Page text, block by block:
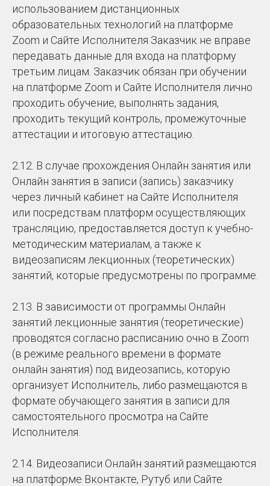
использованием дистанционных
образовательных технологий на платформе
Zoom и Сайте Исполнителя Заказчик не вправе
передавать данные для входа на платформу
третьим лицам. Заказчик обязан при обучении
на платформе Zoom и Сайте Исполнителя лично
проходить обучение, выполнять задания,
проходить текущий контроль, промежуточные
аттестации и итоговую аттестацию.
2.12. В случае прохождения Онлайн занятия или
Онлайн занятия в записи (запись) заказчику
через личный кабинет на Сайте Исполнителя
или посредствам платформ осуществляющих
трансляцию, предоставляется доступ к учебно-
методическим материалам, а также к
видеозаписям лекционных (теоретических)
занятий, которые предусмотрены по программе.
2.13. В зависимости от программы Онлайн
занятий лекционные занятия (теоретические)
проводятся согласно расписанию очно в Zoom
(в режиме реального времени в формате
онлайн занятия) под видеозапись, которую
организует Исполнитель, либо размещаются в
формате обучающего занятия в записи для
самостоятельного просмотра на Сайте
Исполнителя.
2.14. Видеозаписи Онлайн занятий размещаются
на платформе Вконтакте, Рутуб или Сайте